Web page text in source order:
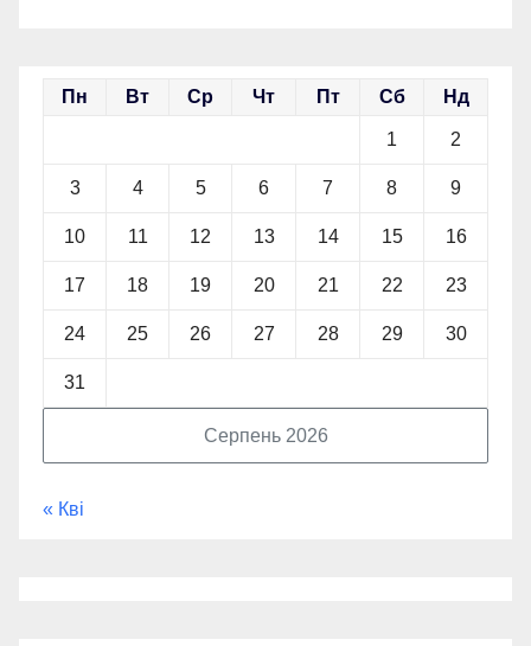
Серпень 2026
Пн Вт Ср Чт Пт Сб Нд
1 2
3 4 5 6 7 8 9
10 11 12 13 14 15 16
17 18 19 20 21 22 23
24 25 26 27 28 29 30
31
« Кві